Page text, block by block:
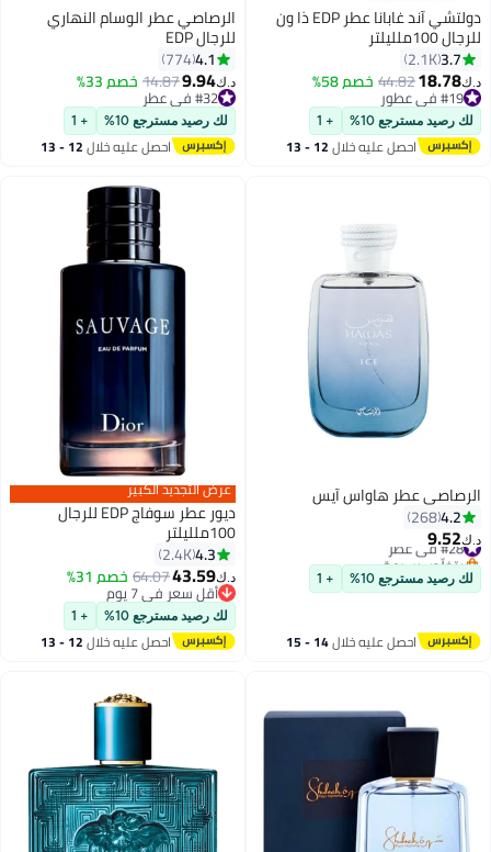
دولتشي آند غابانا عطر EDP ذا ون
للرجال 100ملليلتر
3.7
2.1K
د.ك‏18.78
44.82خصم 58%
#19 في عطور
#19 في عطور
لك رصيد مسترجع 10% + 1
احصل عليه خلال 12 - 13
الرصاصي عطر الوسام النهاري
للرجال EDP
4.1
774
د.ك‏9.94
14.87خصم 33%
#32 في عطر
#32 في عطر
لك رصيد مسترجع 10% + 1
احصل عليه خلال 12 - 13
الرصاصي عطر هاواس آيس
4.2
268
د.ك‏9.52
#28 في عطر
بتخلّص بسرعة
#28 في عطر
لك رصيد مسترجع 10% + 1
احصل عليه خلال 14 - 15
عرض التجديد الكبير
ديور عطر سوفاج EDP للرجال
100ملليلتر
4.3
2.4K
د.ك‏43.59
64.07خصم 31%
أقل سعر في 7 يوم
أقل سعر في 7 يوم
لك رصيد مسترجع 10% + 1
احصل عليه خلال 12 - 13